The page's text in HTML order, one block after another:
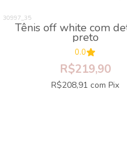
Tênis off white com
preto
0.0
R$219,90
R$208,91 com Pix